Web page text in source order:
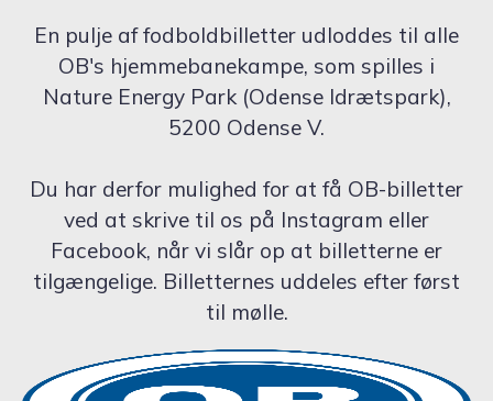
En pulje af fodboldbilletter udloddes til alle
OB's hjemmebanekampe, som spilles i
Nature Energy Park (Odense Idrætspark),
5200 Odense V.
Du har derfor mulighed for at få OB-billetter
ved at skrive til os på Instagram eller
Facebook, når vi slår op at billetterne er
tilgængelige. Billetternes uddeles efter først
til mølle.